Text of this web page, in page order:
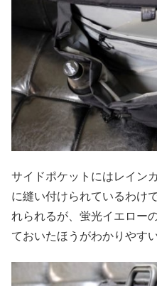
サイドポケットにはレイン
に縫い付けられているわけ
れられるが、蛍光イエロー
ておいたほうがわかりやすい